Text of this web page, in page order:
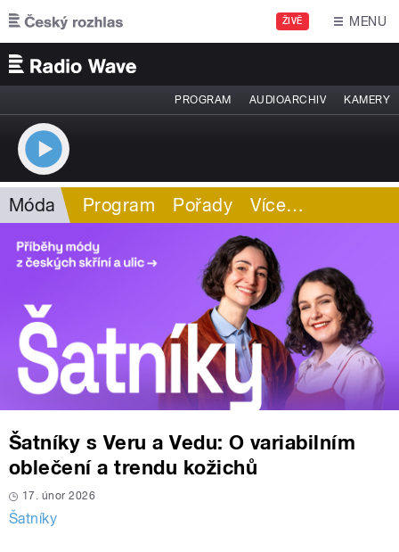
Přejít k hlavnímu obsahu
ŽIVĚ MENU
PROGRAM AUDIOARCHIV KAMERY
Móda Program Pořady Více…
Šatníky s Veru a Vedu: O variabilním
oblečení a trendu kožichů
17. únor 2026
Šatníky